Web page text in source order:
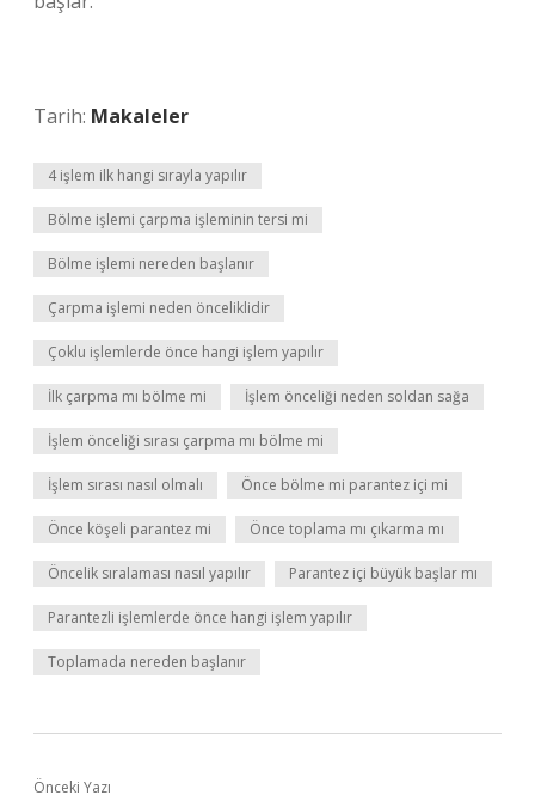
Tarih: Makaleler
4 işlem ilk hangi sırayla yapılır
Bölme işlemi çarpma işleminin tersi mi
Bölme işlemi nereden başlanır
Çarpma işlemi neden önceliklidir
Çoklu işlemlerde önce hangi işlem yapılır
İlk çarpma mı bölme mi İşlem önceliği neden soldan sağa
İşlem önceliği sırası çarpma mı bölme mi
İşlem sırası nasıl olmalı Önce bölme mi parantez içi mi
Önce köşeli parantez mi Önce toplama mı çıkarma mı
Öncelik sıralaması nasıl yapılır Parantez içi büyük başlar mı
Parantezli işlemlerde önce hangi işlem yapılır
Toplamada nereden başlanır
Önceki Yazı